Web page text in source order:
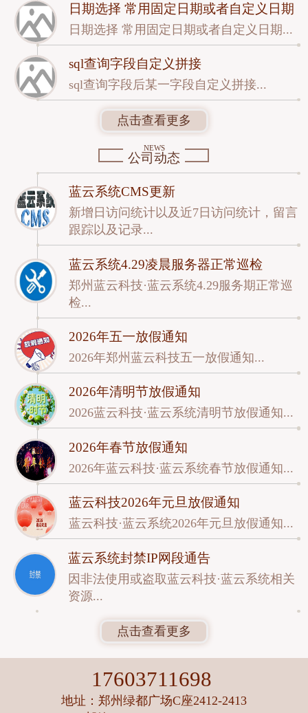
日期选择 常用固定日期或者自定义日期
日期选择 常用固定日期或者自定义日期...
sql查询字段自定义拼接
sql查询字段后某一字段自定义拼接...
点击查看更多
NEWS
公司动态
蓝云系统CMS更新
新增日访问统计以及近7日访问统计，留言
跟踪以及记录...
蓝云系统4.29凌晨服务器正常巡检
郑州蓝云科技·蓝云系统4.29服务期正常巡
检...
2026年五一放假通知
2026年郑州蓝云科技五一放假通知...
2026年清明节放假通知
2026蓝云科技·蓝云系统清明节放假通知...
2026年春节放假通知
2026年蓝云科技·蓝云系统春节放假通知...
蓝云科技2026年元旦放假通知
蓝云科技·蓝云系统2026年元旦放假通知...
蓝云系统封禁IP网段通告
因非法使用或盗取蓝云科技·蓝云系统相关
资源...
点击查看更多
17603711698
地址：郑州绿都广场C座2412-2413